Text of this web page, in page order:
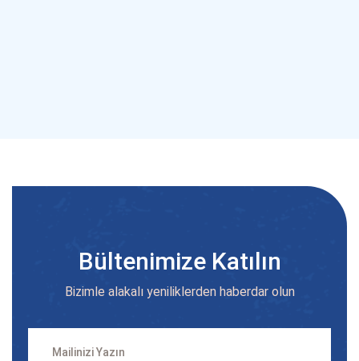
Bültenimize Katılın
Bizimle alakalı yeniliklerden haberdar olun